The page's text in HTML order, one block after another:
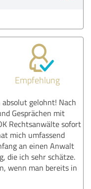
Empfehlung
gelohnt! Nach
Gesprächen mit
Rechtsanwälte sofort
mich umfassend
an einen Anwalt
die ich sehr schätze.
wenn man bereits in